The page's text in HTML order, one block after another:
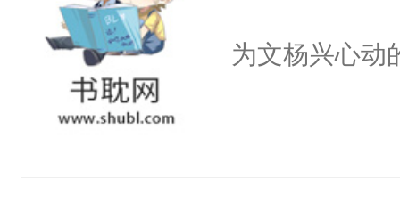
为文杨兴心动